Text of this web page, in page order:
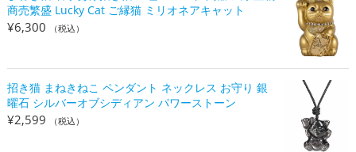
商売繁盛 Lucky Cat ご縁猫 ミリオネアキャット
¥6,300 （税込）
招き猫 まねきねこ ペンダント ネックレス お守り 銀
曜石 シルバーオブシディアン パワーストーン
¥2,599 （税込）